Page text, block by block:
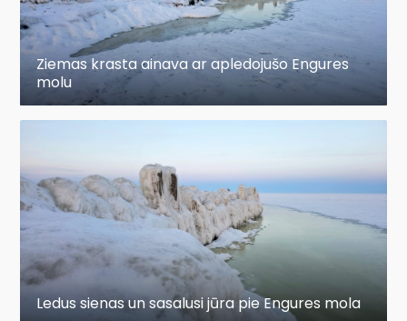
Ziemas krasta ainava ar apledojušo Engures
molu
Ledus sienas un sasalusi jūra pie Engures mola